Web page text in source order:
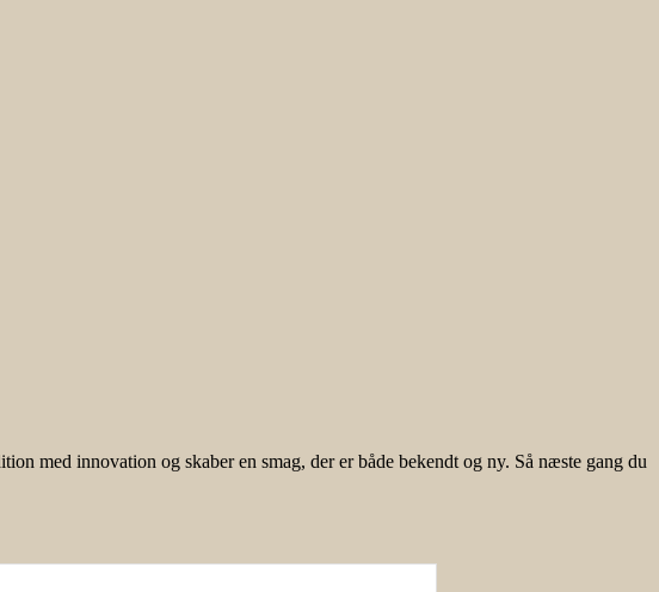
med innovation og skaber en smag, der er både bekendt og ny. Så næste gang du